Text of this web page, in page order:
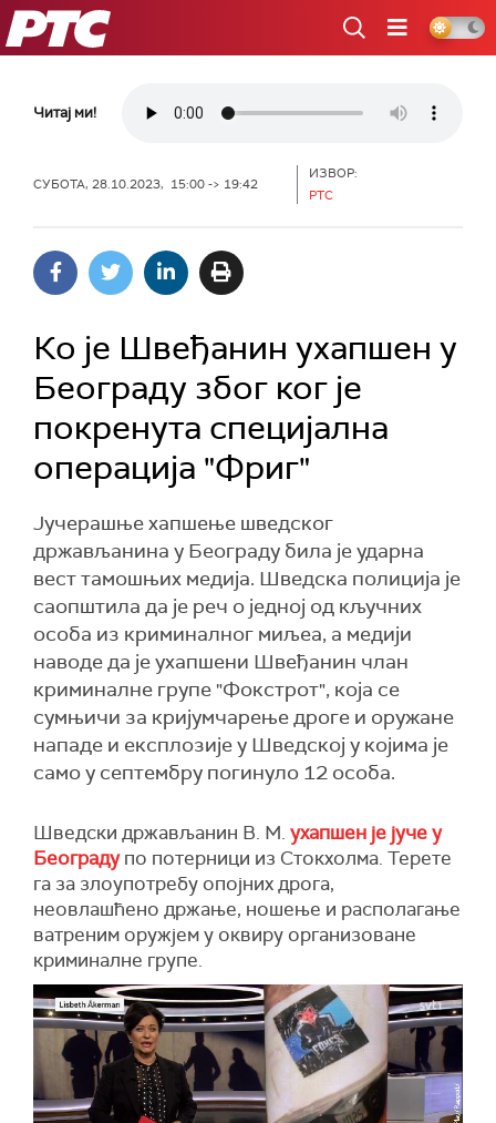
РТС
Читај ми!
СУБОТА, 28.10.2023, 15:00 -> 19:42
ИЗВОР:
РТС
Ко је Швеђанин ухапшен у
Београду због ког је
покренута специјална
операција "Фриг"
Јучерашње хапшење шведског
држављанина у Београду била је ударна
вест тамошњих медија. Шведска полиција је
саопштила да је реч о једној од кључних
особа из криминалног миљеа, а медији
наводе да је ухапшени Швеђанин члан
криминалне групе "Фокстрот", која се
сумњичи за кријумчарење дроге и оружане
нападе и експлозије у Шведској у којима је
само у септембру погинуло 12 особа.
Шведски држављанин В. М. ухапшен је јуче у
Београдупо потерници из Стокхолма. Терете
га за злоупотребу опојних дрога,
неовлашћено држање, ношење и располагање
ватреним оружјем у оквиру организоване
криминалне групе.